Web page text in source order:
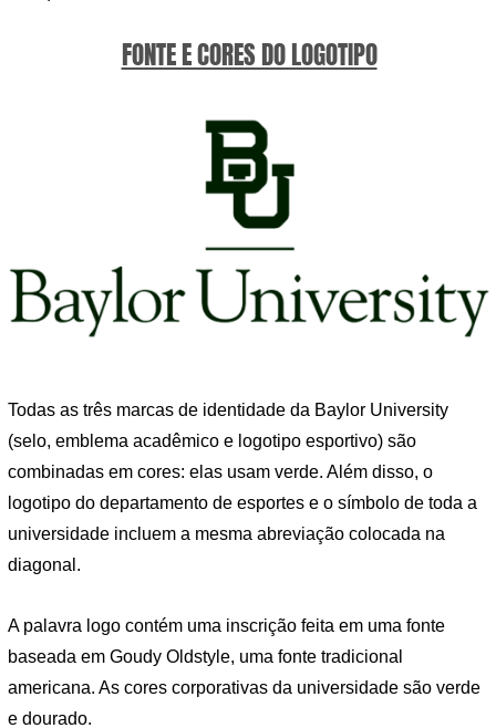
FONTE E CORES DO LOGOTIPO
Todas as três marcas de identidade da Baylor University
(selo, emblema acadêmico e logotipo esportivo) são
combinadas em cores: elas usam verde. Além disso, o
logotipo do departamento de esportes e o símbolo de toda a
universidade incluem a mesma abreviação colocada na
diagonal.
A palavra logo contém uma inscrição feita em uma fonte
baseada em Goudy Oldstyle, uma fonte tradicional
americana. As cores corporativas da universidade são verde
e dourado.